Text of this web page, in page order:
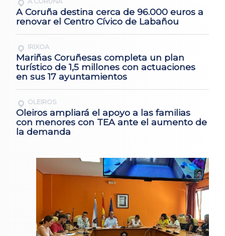
A Coruña destina cerca de 96.000 euros a
renovar el Centro Cívico de Labañou
IRIXOA
Mariñas Coruñesas completa un plan
turístico de 1,5 millones con actuaciones
en sus 17 ayuntamientos
OLEIROS
Oleiros ampliará el apoyo a las familias
con menores con TEA ante el aumento de
la demanda